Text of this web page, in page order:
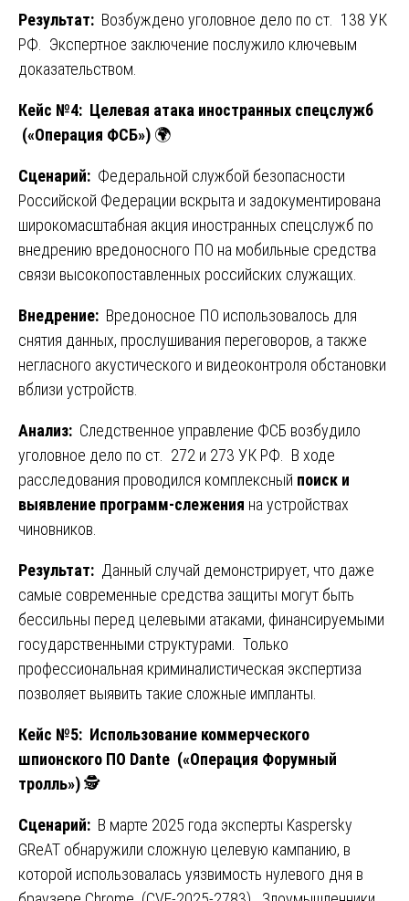
Результат: Возбуждено уголовное дело по ст. 138 УК
РФ. Экспертное заключение послужило ключевым
доказательством.
Кейс №4: Целевая атака иностранных спецслужб
(«Операция ФСБ») 🌍
Сценарий: Федеральной службой безопасности
Российской Федерации вскрыта и задокументирована
широкомасштабная акция иностранных спецслужб по
внедрению вредоносного ПО на мобильные средства
связи высокопоставленных российских служащих.
Внедрение: Вредоносное ПО использовалось для
снятия данных, прослушивания переговоров, а также
негласного акустического и видеоконтроля обстановки
вблизи устройств.
Анализ: Следственное управление ФСБ возбудило
уголовное дело по ст. 272 и 273 УК РФ. В ходе
расследования проводился комплексный поиск и
выявление программ-слежения на устройствах
чиновников.
Результат: Данный случай демонстрирует, что даже
самые современные средства защиты могут быть
бессильны перед целевыми атаками, финансируемыми
государственными структурами. Только
профессиональная криминалистическая экспертиза
позволяет выявить такие сложные импланты.
Кейс №5: Использование коммерческого
шпионского ПО Dante («Операция Форумный
тролль»)🕵️
Сценарий: В марте 2025 года эксперты Kaspersky
GReAT обнаружили сложную целевую кампанию, в
которой использовалась уязвимость нулевого дня в